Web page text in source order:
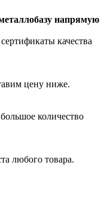
напрямую
качества
цену ниже.
количество
любого товара.